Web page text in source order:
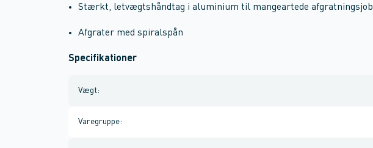
Stærkt, letvægtshåndtag i aluminium til mangeartede afgratningsjob
Afgrater med spiralspån
Specifikationer
Vægt:
Varegruppe: